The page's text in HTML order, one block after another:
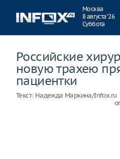
Москва
8 августа ‘26
Суббота
Российские
новую трахею
пациентки
Текст: Надежда Маркина/Infox.ru